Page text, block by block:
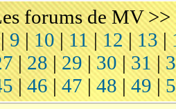
forums de MV>>
9|10|11| 12|13|
|28|29|30|31|
|46|47 |48 |49|